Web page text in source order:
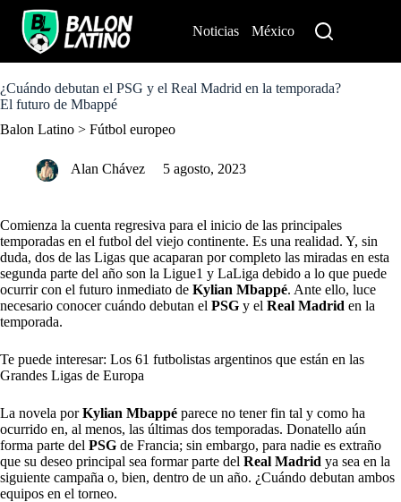
o
c
n
Noticias México
¿Cuándo debutan el PSG y el Real Madrid en la temporada?
El futuro de Mbappé
Balon Latino > Fútbol europeo
Alan Chávez 5 agosto, 2023
Comienza la cuenta regresiva para el inicio de las principales
temporadas en el futbol del viejo continente. Es una realidad. Y, sin
duda, dos de las Ligas que acaparan por completo las miradas en esta
segunda parte del año son la Ligue1 y LaLiga debido a lo que puede
ocurrir con el futuro inmediato de Kylian Mbappé. Ante ello, luce
necesario conocer cuándo debutan el PSG y el Real Madrid en la
temporada.
Te puede interesar: Los 61 futbolistas argentinos que están en las
Grandes Ligas de Europa
La novela porKylian Mbappé parece no tener fin tal y como ha
ocurrido en, al menos, las últimas dos temporadas. Donatello aún
forma parte del PSG de Francia; sin embargo, para nadie es extraño
que su deseo principal sea formar parte del Real Madrid ya sea en la
siguiente campaña o, bien, dentro de un año. ¿Cuándo debutan ambos
equipos en el torneo.